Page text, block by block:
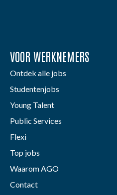
VOOR WERKNEMERS
Ontdek alle jobs
Studentenjobs
Young Talent
Public Services
Flexi
Top jobs
Waarom AGO
Contact